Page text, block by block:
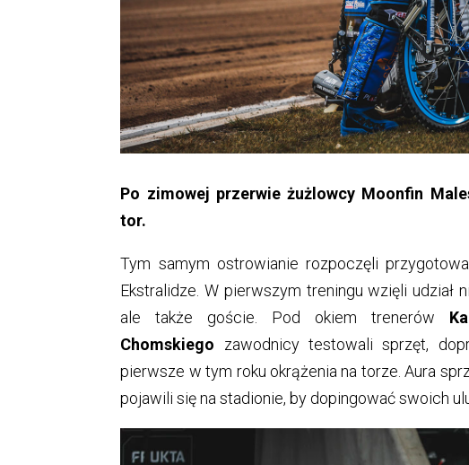
Po zimowej przerwie żużlowcy Moonfin
tor.
Tym samym ostrowianie rozpoczęli
Ekstralidze. W pierwszym treningu wzięli udział
ale także goście. Pod okiem trenerów
Chomskiego zawodnicy testowali sprzęt,
pierwsze w tym roku okrążenia na torze. Aura
pojawili się na stadionie, by dopingować swoich